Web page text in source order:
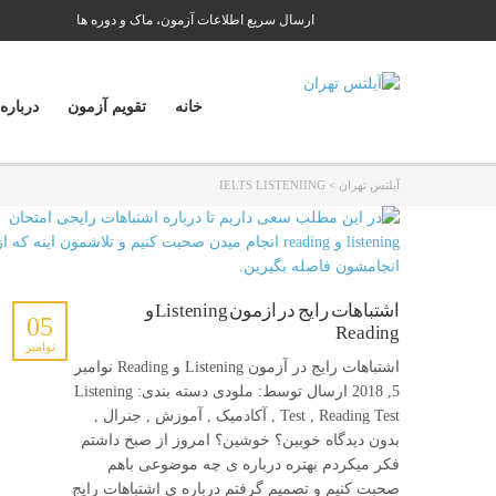
ارسال سریع اطلاعات آزمون، ماک و دوره ها
خانه تقویم آزمون
آیلتس تهران >
IELTS LISTENIING
اشتباهات رایج در آزمون Listening و
Reading
05
نوامبر
اشتباهات رایج در آزمون Listening و Reading نوامبر
5, 2018 ارسال توسط: ملودی دسته بندی: Listening
Test , Reading Test , آکادمیک , آموزش , جنرال ,
بدون دیدگاه خوبین؟ خوشین؟ امروز از صبح داشتم
فکر میکردم بهتره درباره ی چه موضوعی باهم
صحبت کنیم و تصمیم گرفتم درباره ی اشتباهات رایج